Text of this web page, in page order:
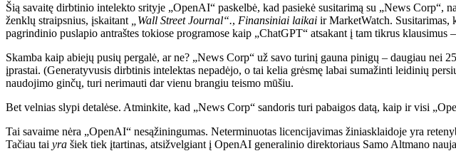
Šią savaitę dirbtinio intelekto srityje „OpenAI“ paskelbė, kad pasiekė susitarimą su „News
ženklų straipsnius, įskaitant
„Wall Street Journal“., Finansiniai laikai ir MarketWatch. Susitarimas,
pagrindinio puslapio antraštes tokiose programose kaip „ChatGPT“ atsakant į tam tikrus
Skamba kaip abiejų pusių pergalė, ar ne? „News Corp“ už savo turinį gauna pinigų – daugiau nei
įprastai. (Generatyvusis dirbtinis intelektas nepadėjo, o tai kelia grėsmę labai sumažinti leidinių
naudojimo ginčų, turi nerimauti dar vienu brangiu teismo mūšiu.
Bet velnias slypi detalėse. Atminkite, kad „News Corp“ sandoris turi pabaigos datą, kaip ir visi
Tai savaime nėra „OpenAI“ nesąžiningumas. Neterminuotas licencijavimas žiniasklaidoje yra
Tačiau tai yra šiek tiek įtartinas, atsižvelgiant į OpenAI generalinio direktoriaus Samo Altmano